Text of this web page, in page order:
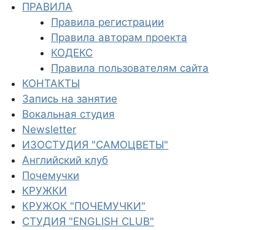
ПРАВИЛА
Правила регистрации
Правила авторам проекта
КОДЕКС
Правила пользователям сайта
КОНТАКТЫ
Запись на занятие
Вокальная студия
Newsletter
ИЗОСТУДИЯ "САМОЦВЕТЫ"
Английский клуб
Почемучки
КРУЖКИ
КРУЖОК "ПОЧЕМУЧКИ"
СТУДИЯ "ENGLISH CLUB"